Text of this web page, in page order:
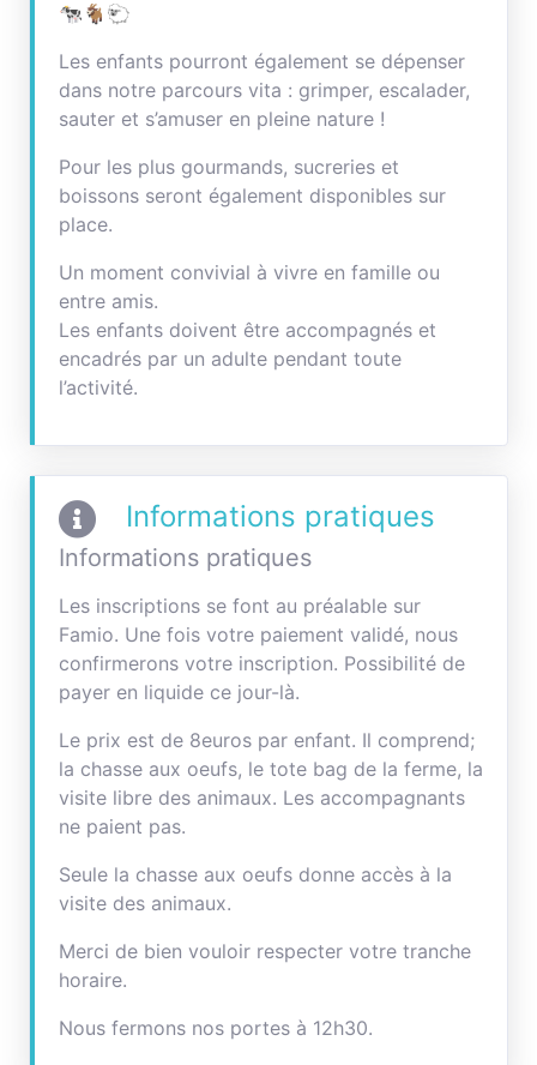
🐄🐐🐑
Les enfants pourront également se dépenser
dans notre parcours vita : grimper, escalader,
sauter et s’amuser en pleine nature !
Pour les plus gourmands, sucreries et
boissons seront également disponibles sur
place.
Un moment convivial à vivre en famille ou
entre amis.
Les enfants doivent être accompagnés et
encadrés par un adulte pendant toute
l’activité.
Informations pratiques
Informations pratiques
Les inscriptions se font au préalable sur
Famio. Une fois votre paiement validé, nous
confirmerons votre inscription. Possibilité de
payer en liquide ce jour-là.
Le prix est de 8euros par enfant. Il comprend;
la chasse aux oeufs, le tote bag de la ferme, la
visite libre des animaux. Les accompagnants
ne paient pas.
Seule la chasse aux oeufs donne accès à la
visite des animaux.
Merci de bien vouloir respecter votre tranche
horaire.
Nous fermons nos portes à 12h30.